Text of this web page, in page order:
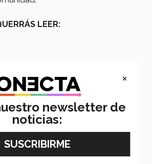
LEER:
WhatsApp
LinkedIn
Email
×
newsletter de
noticias: